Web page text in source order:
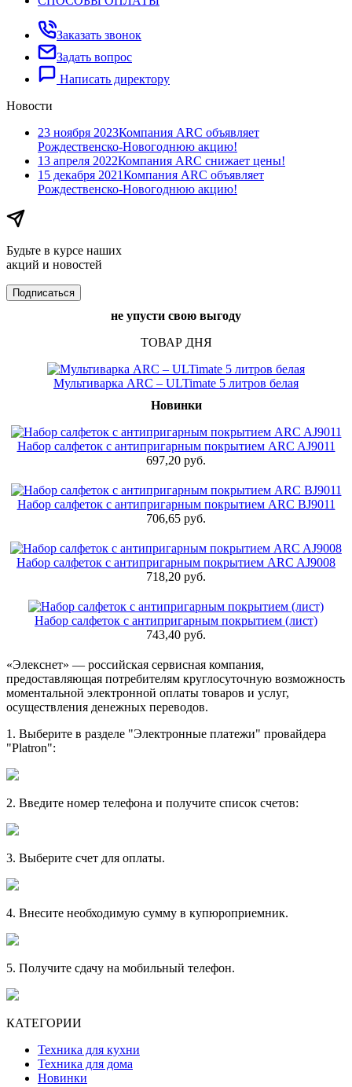
Заказать звонок
Задать вопрос
Написать директору
Новости
23 ноября 2023Компания ARC объявляет
Рождественско-Новогоднюю акцию!
13 апреля 2022Компания ARC​ снижает цены!
15 декабря 2021Компания ARC объявляет
Рождественско-Новогоднюю акцию!
Будьте в курсе наших
акций и новостей
Подписаться
не упусти свою выгоду
ТОВАР ДНЯ
Мультиварка ARC – ULTimate 5 литров белая
Новинки
Набор салфеток с антипригарным покрытием ARC AJ9011
697,20 руб.
Набор салфеток с антипригарным покрытием ARC BJ9011
706,65 руб.
Набор салфеток с антипригарным покрытием ARC AJ9008
718,20 руб.
Набор салфеток с антипригарным покрытием (лист)
743,40 руб.
«Элекснет» — российская сервисная компания,
предоставляющая потребителям круглосуточную возможность
моментальной электронной оплаты товаров и услуг,
осуществления денежных переводов.
1. Выберите в разделе "Электронные платежи" провайдера
"Platron":
2. Введите номер телефона и получите список счетов:
3. Выберите счет для оплаты.
4. Внесите необходимую сумму в купюроприемник.
5. Получите сдачу на мобильный телефон.
КАТЕГОРИИ
Техника для кухни
Техника для дома
Новинки